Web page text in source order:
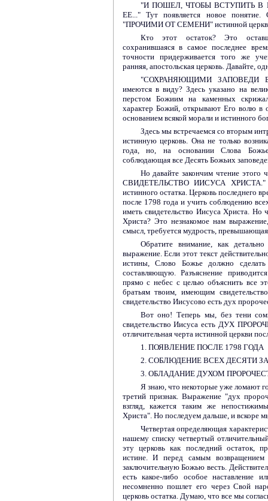
"И ПОШЕЛ, ЧТОБЫ ВСТУПИТЬ В
ЕЕ..." Тут появляется новое понятие.
"ПРОЧИМИ ОТ СЕМЕНИ" истинной церкви,
Кто этот остаток? Это
сохранившаяся в самое последнее
точности придерживается того же
ранняя, апостольская церковь. Давайте,
"СОХРАНЯЮЩИМИ ЗАПОВЕДИ
имеются в виду? Здесь указано на
перстом Божиим на каменных
характер Божий, открывают Его волю в
основанием всякой морали и истинного
Здесь мы встречаемся со вторым
истинную церковь. Она не только
года, но, на основании Слова
соблюдающая все Десять Божьих
Но давайте закончим чтение
СВИДЕТЕЛЬСТВО ИИСУСА ХРИСТА."
истинного остатка. Церковь последнего
после 1798 года и учить соблюдению
иметь свидетельство Иисуса Христа. Но
Христа? Это незнакомое нам
смысл, требуется мудрость,
Обратите внимание, как
выражение. Если этот текст
истины, Слово Божье должно
составляющую. Разъяснение
прямо с небес с целью объяснить все
братьям твоим, имеющим
свидетельство Иисусово есть дух
Вот оно! Теперь мы, без тени
свидетельство Иисуса есть ДУХ
отличительная черта истинной церкви
1. ПОЯВЛЕНИЕ ПОСЛЕ 1798 ГОДА
2. СОБЛЮДЕНИЕ ВСЕХ ДЕСЯТИ
3. ОБЛАДАНИЕ ДУХОМ
Я знаю, что некоторые уже ломают
третий признак. Выражение "дух
взгляд, кажется таким же
Христа". Но последуем дальше, и вскоре
Четвертая определяющая
нашему списку четвертый
эту церковь как последний остаток,
истине. И перед самым возвращением
заключительную Божью весть.
есть какое-либо особое наставление
несомненно пошлет его через Свой
церковь остатка. Думаю, что все мы